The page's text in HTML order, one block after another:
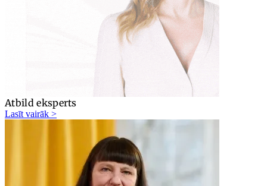
Atbild eksperts
Lasīt vairāk >